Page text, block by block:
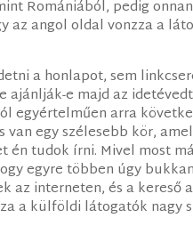
Romániából, pedig
az angol oldal vonzza a
a honlapot, sem
e majd az
egyértelműen arra
egy szélesebb kör,
én tudok írni. Mivel most
egyre többen úgy
az interneten, és a kereső
a külföldi látogatók nagy